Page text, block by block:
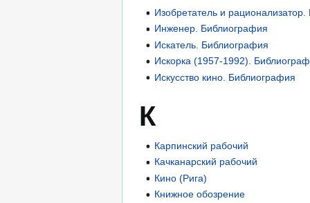
Изобретатель и
Инженер. Библиография
Искатель. Библиография
Искорка (1957-1992).
Искусство кино. Библиография
К
Карпинский рабочий
Качканарский рабочий
Кино (Рига)
Книжное обозрение